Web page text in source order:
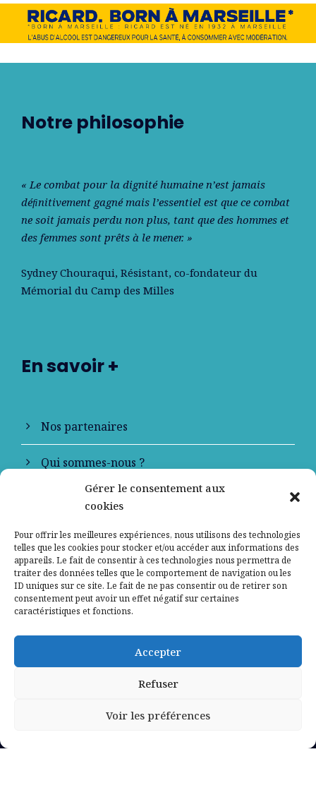
Gérer le consentement aux
cookies
Pour offrir les meilleures expériences, nous utilisons des technologies
telles que les cookies pour stocker et/ou accéder aux informations des
appareils. Le fait de consentir à ces technologies nous permettra de
traiter des données telles que le comportement de navigation ou les
ID uniques sur ce site. Le fait de ne pas consentir ou de retirer son
consentement peut avoir un effet négatif sur certaines
caractéristiques et fonctions.
Accepter
Refuser
Voir les préférences
Notre philosophie
« Le combat pour la dignité humaine n’est jamais
déﬁnitivement gagné mais l’essentiel est que ce combat
ne soit jamais perdu non plus, tant que des hommes et
des femmes sont prêts à le mener. »
Sydney Chouraqui, Résistant, co-fondateur du
Mémorial du Camp des Milles
En savoir +
Nos partenaires
Qui sommes-nous ?
Contactez-nous
Mentions légales
Politique de confidentialité